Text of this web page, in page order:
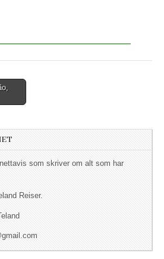
som skriver om alt som har
Reiser.